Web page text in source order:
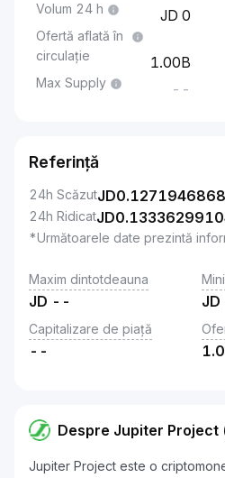
Volum 24 h 0
Ofertă aflată în
circulație
1.00B
Max Supply --
Referință
24h ScăzutJD
24h RidicatJD
*Următoarele date prezintă
Maxim dintotdeauna
JD -- JD
Capitalizare de piață
--
Despre Jupiter Project
Jupiter Project este o